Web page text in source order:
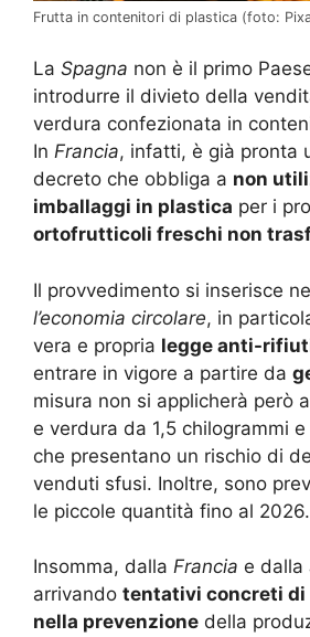
Frutta in contenitori di plastica (foto:
La Spagna non è il primo
introdurre il divieto della
verdura confezionata in
In Francia, infatti, è già pronta
decreto che obbliga a non
imballaggi in plastica per i
ortofrutticoli freschi non
Il provvedimento si inserisce
l’economia circolare, in
vera e propria legge anti-
entrare in vigore a partire da
misura non si applicherà però
e verdura da 1,5 chilogrammi
che presentano un rischio di
venduti sfusi. Inoltre, sono
le piccole quantità fino al 2026.
Insomma, dalla Francia e dalla
arrivando tentativi concreti
nella prevenzione della